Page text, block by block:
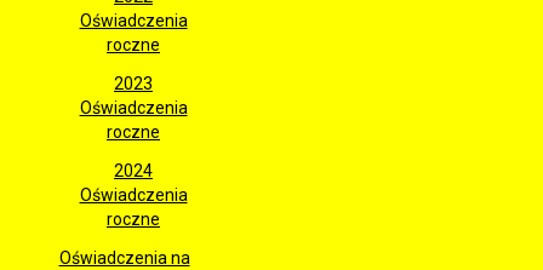
Oświadczenia
roczne
2023
Oświadczenia
roczne
2024
Oświadczenia
roczne
Oświadczenia na